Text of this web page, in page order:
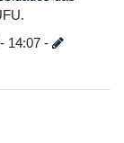
14:07 -